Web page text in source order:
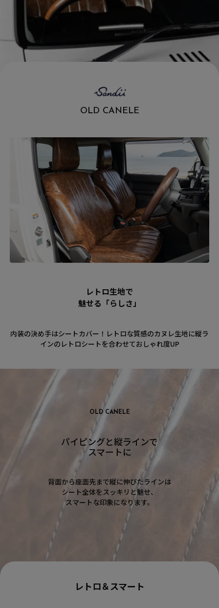
OLD CANELE
レトロ生地で
魅せる「らしさ」
内装の決め手はシートカバー！レトロな質感のカヌレ生地に縦ラ
インのレトロシートを合わせておしゃれ度UP
OLD CANELE
パイピングと縦ラインで
スマートに
背面から座面先まで縦に伸びたラインは
シート全体をスッキリと魅せ、
スマートな印象になります。
レトロ＆スマート